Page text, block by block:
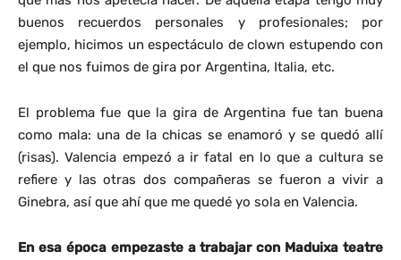
buenos recuerdos personales y profesionales; por
ejemplo, hicimos un espectáculo de clown estupendo con
el que nos fuimos de gira por Argentina, Italia, etc.
El problema fue que la gira de Argentina fue tan buena
como mala: una de la chicas se enamoró y se quedó allí
(risas). Valencia empezó a ir fatal en lo que a cultura se
refiere y las otras dos compañeras se fueron a vivir a
Ginebra, así que ahí que me quedé yo sola en Valencia.
En esa época empezaste a trabajar con Maduixa teatre